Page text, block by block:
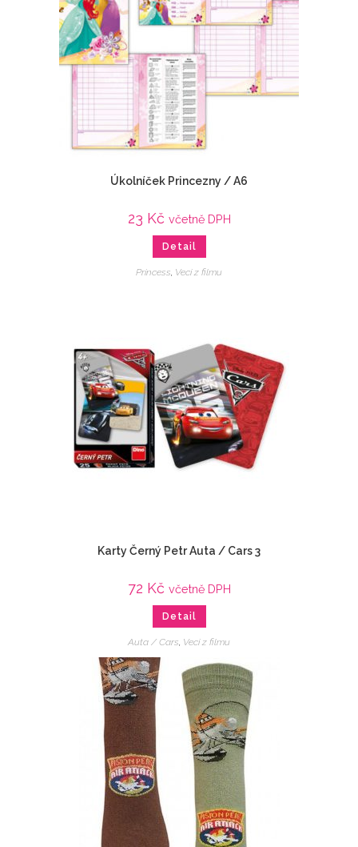
Úkolníček Princezny / A6
23 Kč včetně DPH
Detail
Princess, Veci z filmu
Karty Černý Petr Auta / Cars 3
72 Kč včetně DPH
Detail
Auta / Cars, Veci z filmu